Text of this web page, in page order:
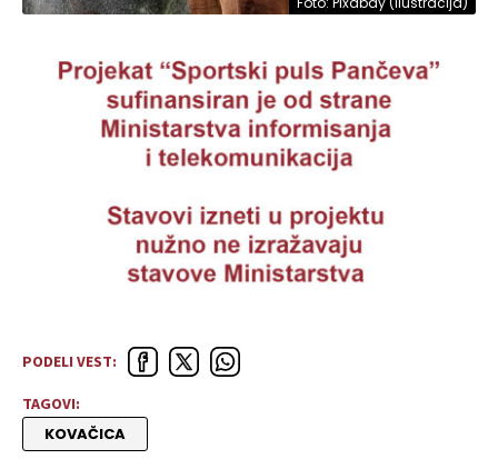
PODELI VEST:
TAGOVI:
KOVAČICA